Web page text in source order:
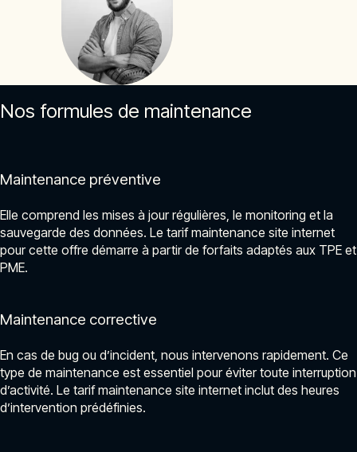
Nos formules de maintenance
Maintenance préventive
Elle comprend les mises à jour régulières, le monitoring et la
sauvegarde des données. Le tarif maintenance site internet
pour cette offre démarre à partir de forfaits adaptés aux TPE et
PME.
Maintenance corrective
En cas de bug ou d’incident, nous intervenons rapidement. Ce
type de maintenance est essentiel pour éviter toute interruption
d’activité. Le tarif maintenance site internet inclut des heures
d’intervention prédéfinies.